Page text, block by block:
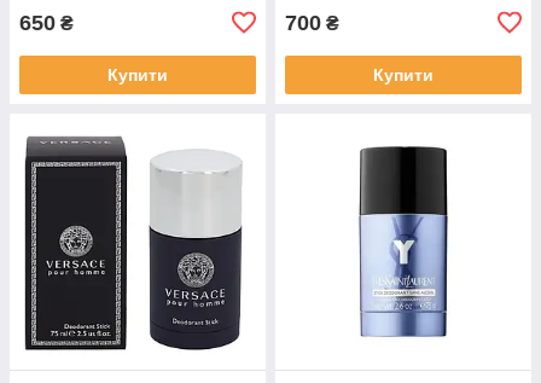
650 ₴
Купити
700 ₴
Купити